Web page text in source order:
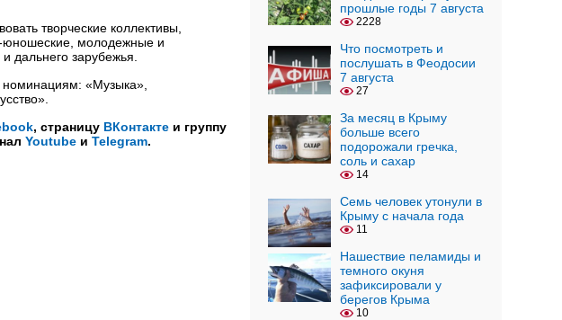
творческие коллективы,
юношеские, молодежные и
дальнего зарубежья.
«Музыка»,
, страницу ВКонтакте и группу
Youtube и Telegram.
прошлые годы 7 августа
2228
Что посмотреть и
послушать в Феодосии
7 августа
27
За месяц в Крыму
больше всего
подорожали гречка,
соль и сахар
14
Семь человек утонули в
Крыму с начала года
11
Нашествие пеламиды и
темного окуня
зафиксировали у
берегов Крыма
10